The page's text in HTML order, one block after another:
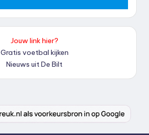
Jouw link hier?
Gratis voetbal kijken
Nieuws uit De Bilt